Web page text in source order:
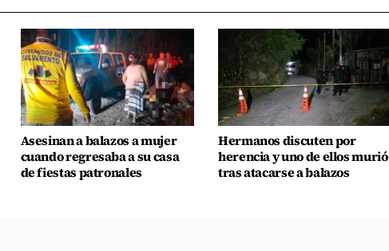
Asesinan a balazos a mujer
cuando regresaba a su casa
de fiestas patronales
Hermanos discuten por
herencia y uno de ellos murió
tras atacarse a balazos